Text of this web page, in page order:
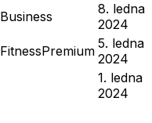
Business
8. ledna
2024
FitnessPremium 5. ledna
2024
1. ledna
2024